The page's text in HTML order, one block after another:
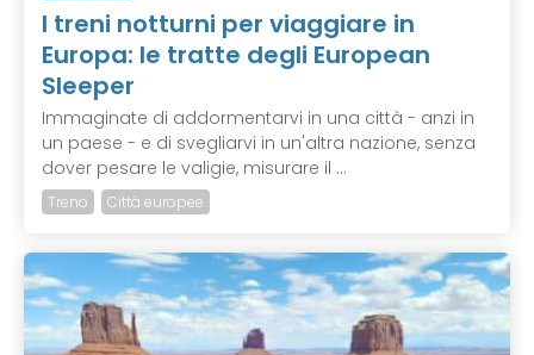
I treni notturni per viaggiare in
Europa: le tratte degli European
Sleeper
Immaginate di addormentarvi in una città - anzi in
un paese - e di svegliarvi in un'altra nazione, senza
dover pesare le valigie, misurare il ...
Treno Città europee